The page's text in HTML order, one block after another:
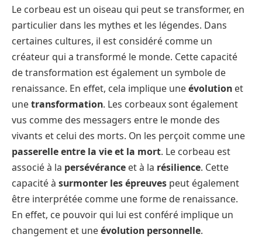
Le corbeau est un oiseau qui peut se transformer, en
particulier dans les mythes et les légendes. Dans
certaines cultures, il est considéré comme un
créateur qui a transformé le monde. Cette capacité
de transformation est également un symbole de
renaissance. En effet, cela implique uneévolution et
unetransformation. Les corbeaux sont également
vus comme des messagers entre le monde des
vivants et celui des morts. On les perçoit comme une
passerelle entre la vie et la mort. Le corbeau est
associé à la persévérance et à la résilience. Cette
capacité à surmonter les épreuves peut également
être interprétée comme une forme de renaissance.
En effet, ce pouvoir qui lui est conféré implique un
changement et uneévolution personnelle.